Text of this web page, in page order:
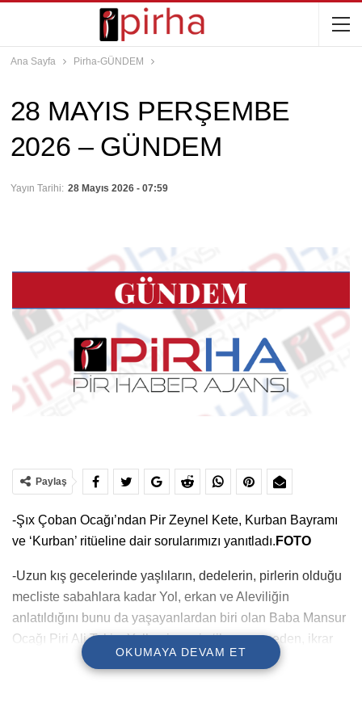
Ana Sayfa Pirha-GÜNDEM
28 MAYIS PERŞEMBE
2026 – GÜNDEM
Yayın Tarihi: 28 Mayıs 2026 - 07:59
Paylaş
-Şıx Çoban Ocağı’ndan Pir Zeynel Kete, Kurban Bayramı
ve ‘Kurban’ ritüeline dair sorularımızı yanıtladı. FOTO
-Uzun kış gecelerinde yaşlıların, dedelerin, pirlerin olduğu
mecliste sabahlara kadar Yol, erkan ve Aleviliğin
anlatıldığını bunu da yaşayanlardan biri olan Baba Mansur
Ocağı Piri Ali Tekin, Yol’a girmenin ‘ikrar vermeden, ikrar
kapısından içeri giremezsin’ desturuyla ifade etti. Tekin,
OKUMAYA DEVAM ET